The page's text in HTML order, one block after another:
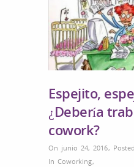
Espejito,
¿Debería
cowork?
On junio 24, 2016,
In Coworking,